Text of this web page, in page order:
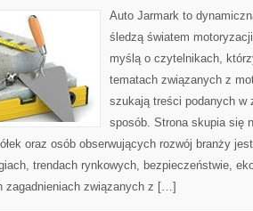
Auto Jarmark to
śledzą światem
myślą o czytelnikach,
tematach związanych z
szukają treści podanych w
sposób. Strona skupia się
oraz osób obserwujących rozwój branży
trendach rynkowych, bezpieczeństwie,
zagadnieniach związanych z […]